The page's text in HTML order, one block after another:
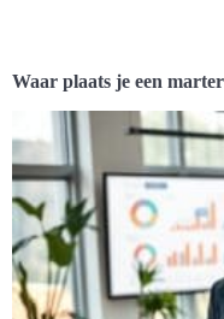
Waar plaats je een